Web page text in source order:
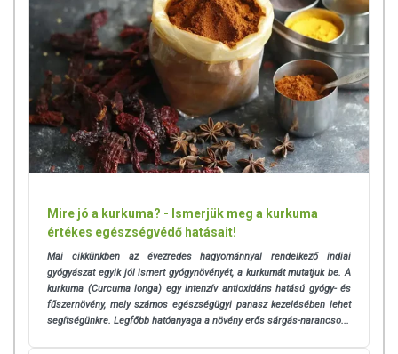
Mire jó a kurkuma? - Ismerjük meg a kurkuma
értékes egészségvédő hatásait!
Mai cikkünkben az évezredes hagyománnyal rendelkező indiai
gyógyászat egyik jól ismert gyógynövényét, a kurkumát mutatjuk be. A
kurkuma (Curcuma longa) egy intenzív antioxidáns hatású gyógy- és
fűszernövény, mely számos egészségügyi panasz kezelésében lehet
segítségünkre. Legfőbb hatóanyaga a növény erős sárgás-narancso...